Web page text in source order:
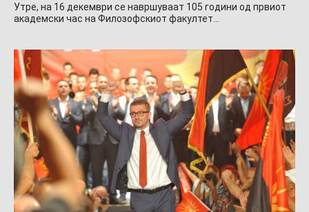
Утре, на 16 декември се навршуваат 105 години од првиот
академски час на Филозофскиот факултет…